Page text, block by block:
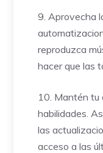
9. Aprovecha
reproduzca
hacer que las
10. Mantén tu
habilidades.
las
acceso a las